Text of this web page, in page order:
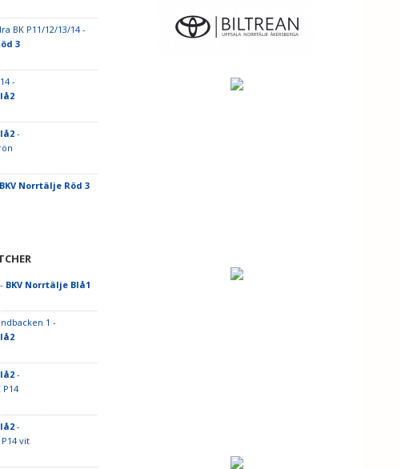
BK P11/12/13/14 -
3
-
-
BKV Norrtälje Röd 3
BKV Norrtälje Blå1
1 -
-
P14
-
vit